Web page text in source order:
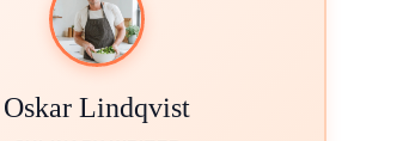
Oskar Lindqvist